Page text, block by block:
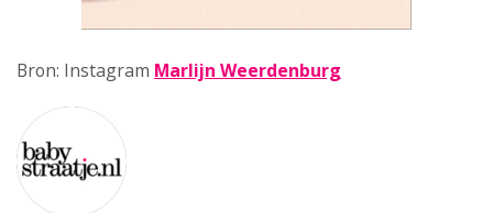
Bron: Instagram Marlijn Weerdenburg